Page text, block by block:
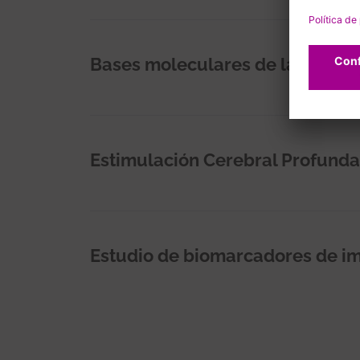
Bases moleculares de la
Estimulación Cerebral
Estudio de biomarcadores de